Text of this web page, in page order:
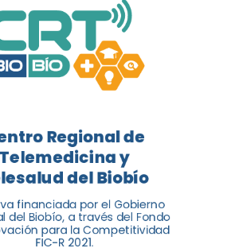
CRT
Regional de
y Telesalud del
presenta el balance de
acercando la salud
a los habitantes...
Regional de
Telemedicina y
del Biobío
financiada por el Gobierno
del Biobío, a través del Fondo
para la Competitividad
FIC-R 2021.